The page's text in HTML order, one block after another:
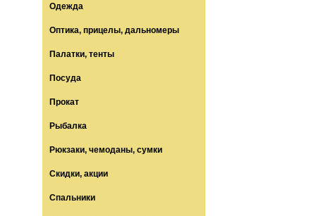
Одежда
Оптика, прицелы, дальномеры
Палатки, тенты
Посуда
Прокат
Рыбалка
Рюкзаки, чемоданы, сумки
Скидки, акции
Спальники